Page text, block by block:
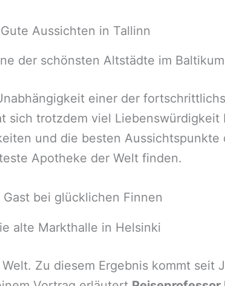
Gute Aussichten in Tallinn
der schönsten Altstädte im Baltikum
einer der
sich trotzdem viel Liebenswürdigkeit
und die besten
Apotheke der Welt finden.
Gast bei glücklichen Finnen
alte Markthalle in Helsinki
Zu diesem Ergebnis kommt seit